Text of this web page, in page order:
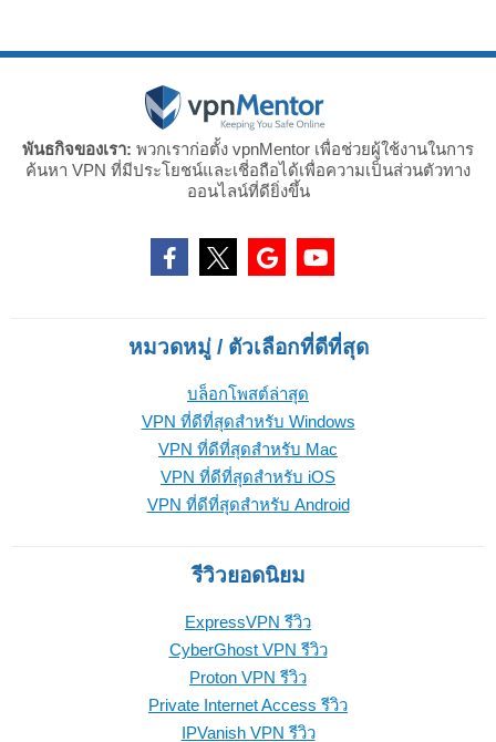
พันธกิจของเรา: พวกเราก่อตั้ง vpnMentor เพื่อช่วยผู้ใช้งานในการ
ค้นหา VPN ที่มีประโยชน์และเชี่อถือได้เพื่อความเป็นส่วนตัวทาง
ออนไลน์ที่ดียิ่งขึ้น
หมวดหมู่ / ตัวเลือกที่ดีที่สุด
บล็อกโพสต์ล่าสุด
VPN ที่ดีที่สุดสำหรับ Windows
VPN ที่ดีที่สุดสำหรับ Mac
VPN ที่ดีที่สุดสำหรับ iOS
VPN ที่ดีที่สุดสำหรับ Android
รีวิวยอดนิยม
ExpressVPN รีวิว
CyberGhost VPN รีวิว
Proton VPN รีวิว
Private Internet Access รีวิว
IPVanish VPN รีวิว